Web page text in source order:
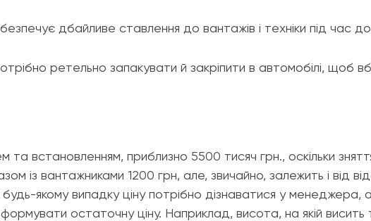
дбайливе ставлення до вантажів і техніки під час
ретельно запакувати й закріпити в автомобілі, щоб
встановленням, приблизно 5500 тисяч грн., оскільки
із вантажниками 1200 грн, але, звичайно, залежить і від
якому випадку ціну потрібно дізнаватися у
остаточну ціну. Наприклад, висота, на якій висить